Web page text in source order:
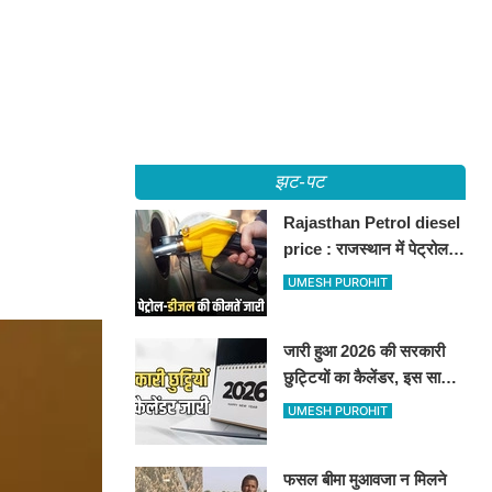
झट-पट
Rajasthan Petrol diesel
price : राजस्थान में पेट्रोल-
डीजल की कीमतें जारी, जानिए
UMESH PUROHIT
जारी हुआ 2026 की सरकारी
छुट्टियों का कैलेंडर, इस साल
कई बार मिलेगा लगातार
UMESH PUROHIT
फसल बीमा मुआवजा न मिलने